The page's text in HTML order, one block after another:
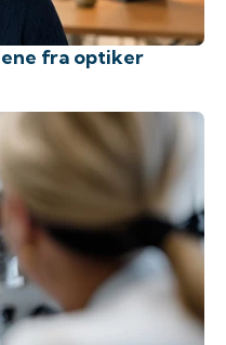
fra optiker